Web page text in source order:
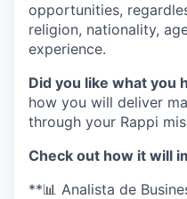
opportunities,
religion, nationality,
experience.
Did you like what you
how you will deliver
through your Rappi
Check out how it will
**📊 Analista de